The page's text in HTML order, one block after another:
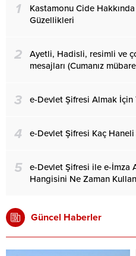
1
Kastamonu Cide
Güzellikleri
2
Ayetli, Hadisli, resimli ve
mesajları (Cumanız
3 e-Devlet Şifresi Almak İçin
4 e-Devlet Şifresi Kaç Haneli
5
e-Devlet Şifresi ile e-İmza
Hangisini Ne Zaman
Güncel Haberler